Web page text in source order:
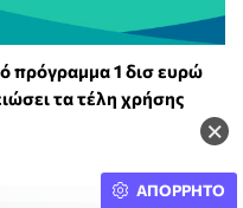
×
πρόγραμμα 1 δισ ευρώ
τα τέλη χρήσης
ΑΠΟΡΡΗΤΟ